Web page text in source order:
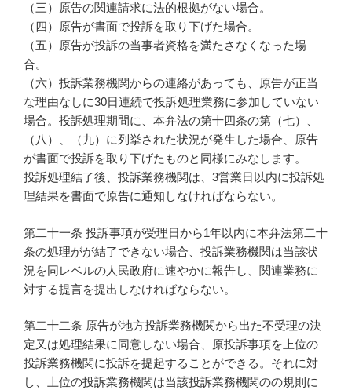
（三）原告の関連請求に法的根拠がない場合。
（四）原告が書面で投訴を取り下げた場合。
（五）原告が投訴の当事者資格を満たさなくなった場
合。
（六）投訴業務機関からの連絡があっても、原告が正当
な理由なしに30日連続で投訴処理業務に参加していない
場合。投訴処理期間に、本弁法の第十四条の第（七）、
（八）、（九）に列挙された状況が発生した場合、原告
が書面で投訴を取り下げたものと同様にみなします。
投訴処理結了後、投訴業務機関は、3営業日以内に投訴処
理結果を書面で原告に通知しなければならない。
第二十一条 投訴事項が受理日から1年以内に本弁法第二十
条の処理がが結了できない場合、投訴業務機関は当該状
況を同レベルの人民政府に速やかに報告し、関連業務に
対する提言を提出しなければならない。
第二十二条 原告が地方投訴業務機関から出た不受理の決
定又は処理結果に同意しない場合、原投訴事項を上位の
投訴業務機関に投訴を提起することができる。それに対
し、上位の投訴業務機関は当該投訴業務機関のの規則に